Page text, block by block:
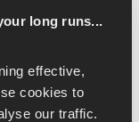
long runs...
effective,
cookies to
our traffic.
deinen Körper
und darauf
nach vorne kommt